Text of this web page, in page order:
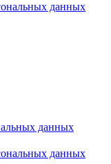
данных
данных
данных